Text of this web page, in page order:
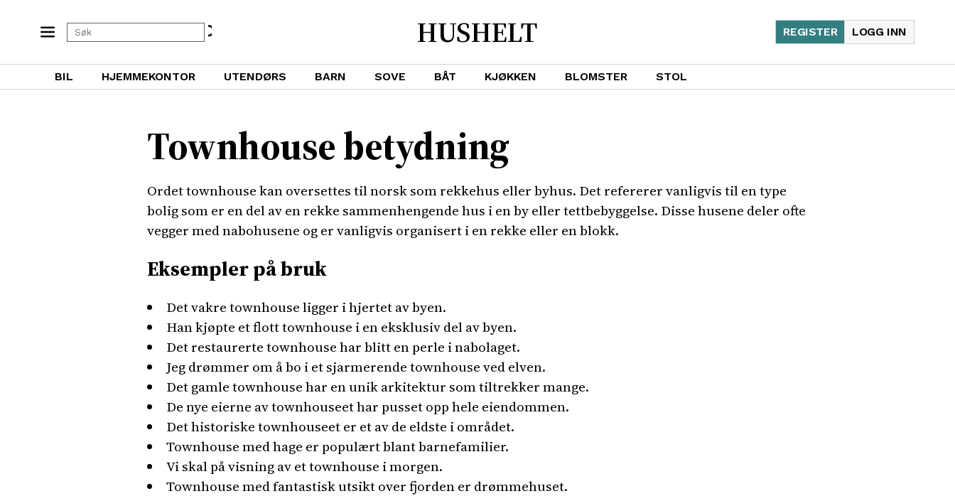
HUSHELT LOGG INN
REGISTER
BIL HJEMMEKONTOR UTENDØRS BARN SOVE BÅT KJØKKEN BLOMSTER STOL
Townhouse betydning
Ordet townhouse kan oversettes til norsk som rekkehus eller byhus. Det refererer vanligvis til en type
bolig som er en del av en rekke sammenhengende hus i en by eller tettbebyggelse. Disse husene deler ofte
vegger med nabohusene og er vanligvis organisert i en rekke eller en blokk.
Eksempler på bruk
Det vakre townhouse ligger i hjertet av byen.
Han kjøpte et flott townhouse i en eksklusiv del av byen.
Det restaurerte townhouse har blitt en perle i nabolaget.
Jeg drømmer om å bo i et sjarmerende townhouse ved elven.
Det gamle townhouse har en unik arkitektur som tiltrekker mange.
De nye eierne av townhouseet har pusset opp hele eiendommen.
Det historiske townhouseet er et av de eldste i området.
Townhouse med hage er populært blant barnefamilier.
Vi skal på visning av et townhouse i morgen.
Townhouse med fantastisk utsikt over fjorden er drømmehuset.